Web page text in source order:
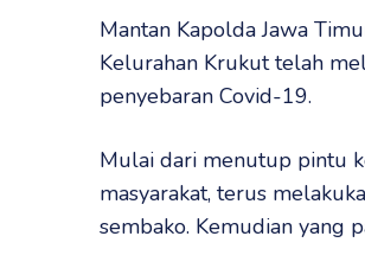
Mantan Kapolda Jawa
Kelurahan Krukut telah
penyebaran Covid-19.
Mulai dari menutup pintu
masyarakat, terus
sembako. Kemudian yang